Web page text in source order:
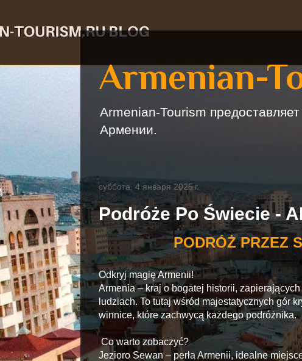
Armenian-
Armenian-Tourism
Армении.
суббота, 4 января 2025 г.
Podróże Po Świecie -
PODRÓŻ PRZEZ
Odkryj magię Armenii!
Armenia – kraj o bogatej historii,
ludziach. To tutaj wśród majestatycznych gór
winnice, które zachwycą każdego podróżnika.
Co warto zobaczyć?
Jezioro Sewan – perła Armenii, idealne